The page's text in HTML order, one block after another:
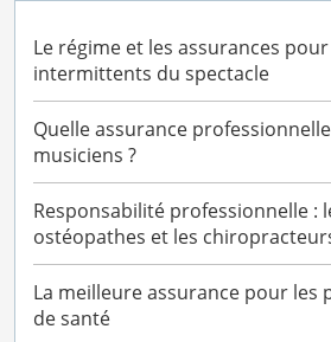
Le régime et les assurances
intermittents du spectacle
Quelle assurance
musiciens ?
Responsabilité professionnelle :
ostéopathes et les
La meilleure assurance pour les
de santé